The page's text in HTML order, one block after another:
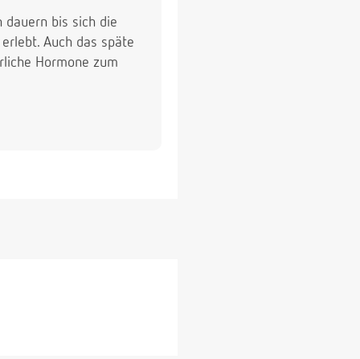
dauern bis sich die
Auch das späte
Hormone zum